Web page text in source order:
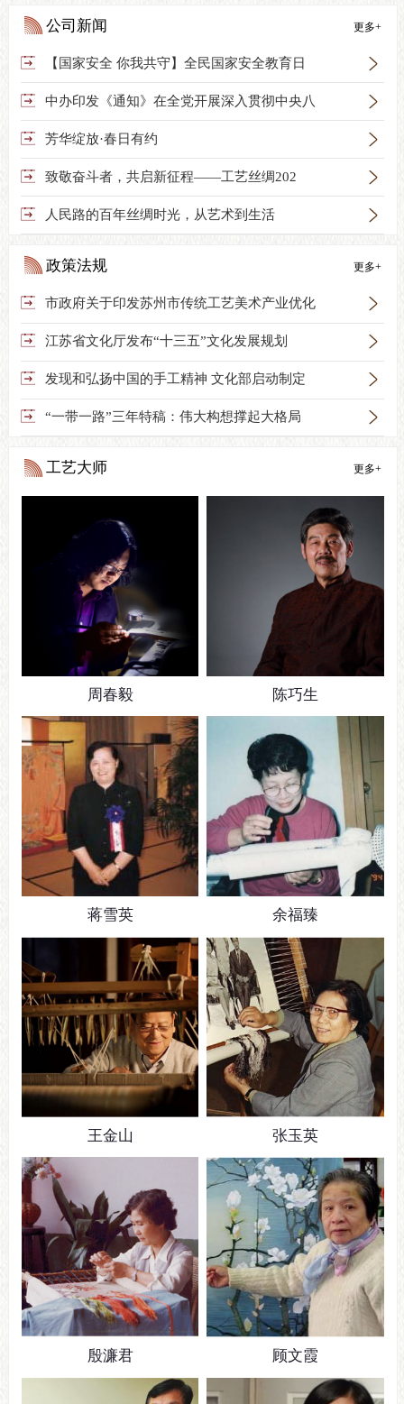
公司新闻 更多+

【国家安全 你我共守】全民国家安全教育日

中办印发《通知》在全党开展深入贯彻中央八

芳华绽放·春日有约

致敬奋斗者，共启新征程——工艺丝绸202

人民路的百年丝绸时光，从艺术到生活
政策法规 更多+

市政府关于印发苏州市传统工艺美术产业优化

江苏省文化厅发布“十三五”文化发展规划

发现和弘扬中国的手工精神 文化部启动制定

“一带一路”三年特稿：伟大构想撑起大格局
工艺大师 更多+
周春毅 陈巧生
蒋雪英 余福臻
王金山 张玉英
殷濂君 顾文霞